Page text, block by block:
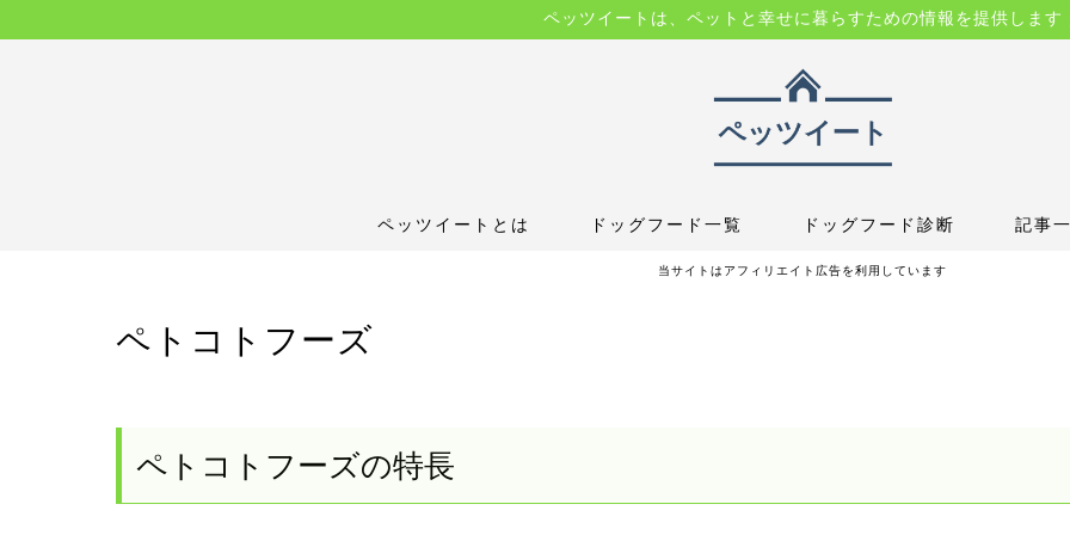
ペッツイートは、ペットと幸せに暮らすための情報を提供します
ペッツイートとは ドッグフード一覧 ドッグフード診断 記事
当サイトはアフィリエイト広告を利用しています
ペトコトフーズ
ペトコトフーズの特長